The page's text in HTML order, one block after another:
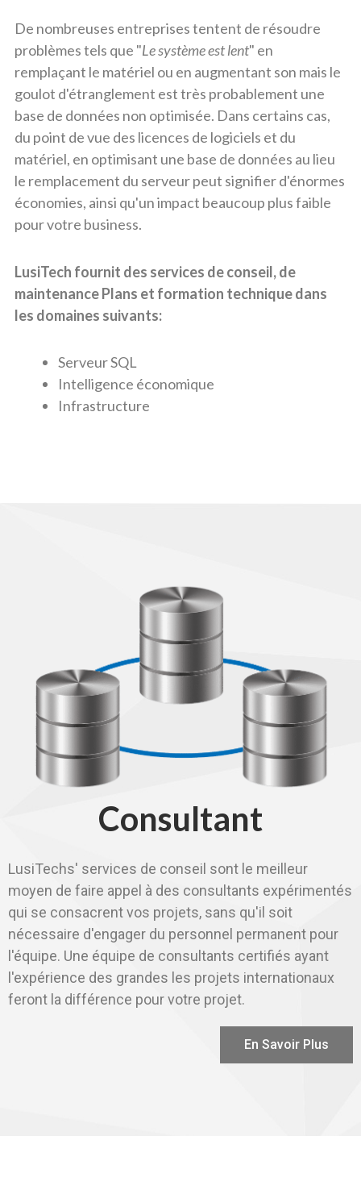
De nombreuses entreprises tentent de résoudre
problèmes tels que "Le système est lent" en
remplaçant le matériel ou en augmentant son mais le
goulot d'étranglement est très probablement une
base de données non optimisée. Dans certains cas,
du point de vue des licences de logiciels et du
matériel, en optimisant une base de données au lieu
le remplacement du serveur peut signifier d'énormes
économies, ainsi qu'un impact beaucoup plus faible
pour votre business.
LusiTech fournit des services de conseil, de
maintenance Plans et formation technique dans
les domaines suivants:
Serveur SQL
Intelligence économique
Infrastructure
Consultant
LusiTechs' services de conseil sont le meilleur
moyen de faire appel à des consultants expérimentés
qui se consacrent vos projets, sans qu'il soit
nécessaire d'engager du personnel permanent pour
l'équipe. Une équipe de consultants certifiés ayant
l'expérience des grandes les projets internationaux
feront la différence pour votre projet.
En Savoir Plus